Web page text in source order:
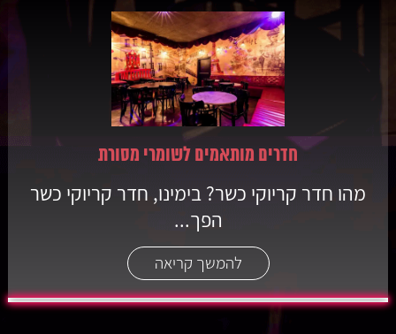
חדרים מותאמים לשומרי מסורת
מהו חדר קריוקי כשר? בימינו, חדר קריוקי כשר
הפך...
להמשך קריאה